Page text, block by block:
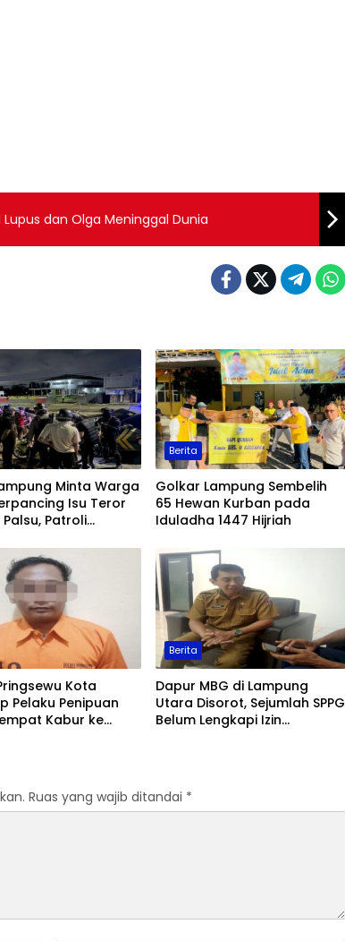
dan Olga Meninggal Dunia
Minta Warga
Isu Teror
Patroli
Berita
Golkar Lampung Sembelih
65 Hewan Kurban pada
Iduladha 1447 Hijriah
Kota
Pelaku Penipuan
Kabur ke
Berita
Dapur MBG di Lampung
Utara Disorot, Sejumlah SPPG
Belum Lengkapi Izin
Ruas yang wajib ditandai *